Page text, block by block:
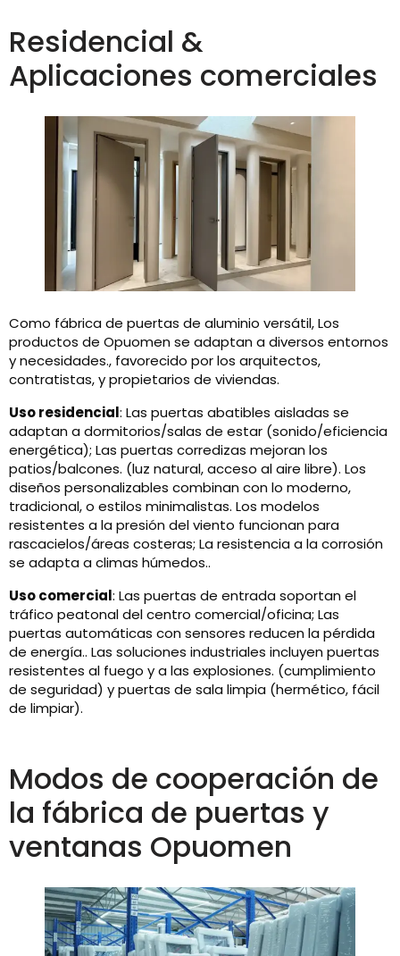
Residencial &
Aplicaciones comerciales
Como fábrica de puertas de aluminio versátil, Los
productos de Opuomen se adaptan a diversos entornos
y necesidades., favorecido por los arquitectos,
contratistas, y propietarios de viviendas.
Uso residencial: Las puertas abatibles aisladas se
adaptan a dormitorios/salas de estar (sonido/eficiencia
energética); Las puertas corredizas mejoran los
patios/balcones. (luz natural, acceso al aire libre). Los
diseños personalizables combinan con lo moderno,
tradicional, o estilos minimalistas. Los modelos
resistentes a la presión del viento funcionan para
rascacielos/áreas costeras; La resistencia a la corrosión
se adapta a climas húmedos..
Uso comercial: Las puertas de entrada soportan el
tráfico peatonal del centro comercial/oficina; Las
puertas automáticas con sensores reducen la pérdida
de energía.. Las soluciones industriales incluyen puertas
resistentes al fuego y a las explosiones. (cumplimiento
de seguridad) y puertas de sala limpia (hermético, fácil
de limpiar).
Modos de cooperación de
la fábrica de puertas y
ventanas Opuomen